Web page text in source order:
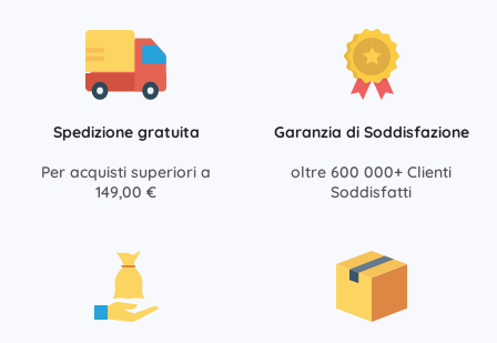
Spedizione gratuita
Per acquisti superiori a
149,00 €
Garanzia di Soddisfazione
oltre 600 000+ Clienti
Soddisfatti